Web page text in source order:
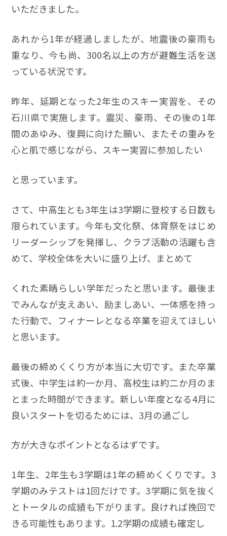
いただきました。
あれから1年が経過しましたが、地震後の豪雨も
重なり、今も尚、300名以上の方が避難生活を送
っている状況です。
昨年、延期となった2年生のスキー実習を、その
石川県で実施します。震災、豪雨、その後の1年
間のあゆみ、復興に向けた願い、またその重みを
心と肌で感じながら、スキー実習に参加したい
と思っています。
さて、中高生とも3年生は3学期に登校する日数も
限られています。今年も文化祭、体育祭をはじめ
リーダーシップを発揮し、クラブ活動の活躍も含
めて、学校全体を大いに盛り上げ、まとめて
くれた素晴らしい学年だったと思います。最後ま
でみんなが支えあい、励ましあい、一体感を持っ
た行動で、フィナーレとなる卒業を迎えてほしい
と思います。
最後の締めくくり方が本当に大切です。また卒業
式後、中学生は約一か月、高校生は約二か月のま
とまった時間ができます。新しい年度となる4月に
良いスタートを切るためには、3月の過ごし
方が大きなポイントとなるはずです。
1年生、2年生も3学期は1年の締めくくりです。3
学期のみテストは1回だけです。3学期に気を抜く
とトータルの成績も下がります。良ければ挽回で
きる可能性もあります。1.2学期の成績も確定し